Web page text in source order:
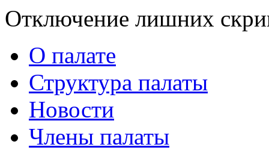
Отключение лишних
О палате
Структура палаты
Новости
Члены палаты